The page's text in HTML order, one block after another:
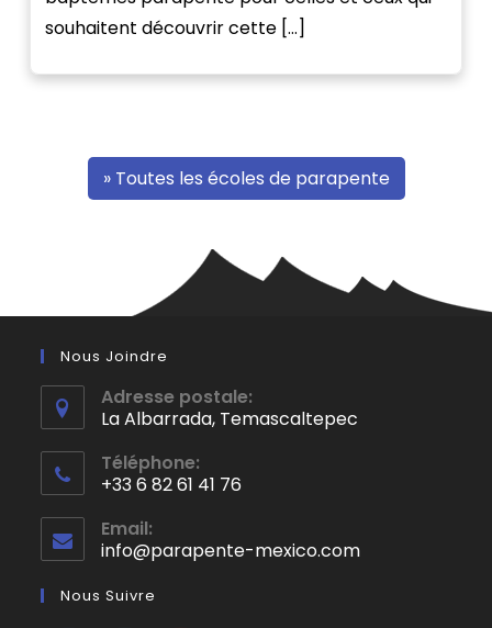
souhaitent découvrir cette […]
» Toutes les écoles de parapente
Nous Joindre
Adresse postale:
La Albarrada, Temascaltepec
dans
un
nouvel
onglet
Téléphone:
+33 6 82 61 41 76
dans
votre
application
Email:
info@parapente-mexico.comS’ouvre
Nous Suivre